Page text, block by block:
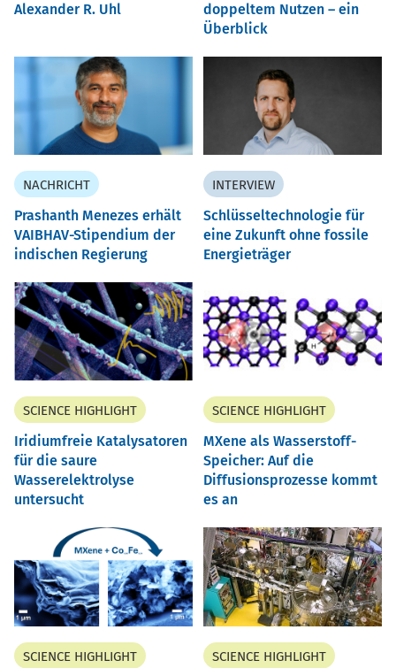
Alexander R. Uhl
doppeltem Nutzen – ein
Überblick
NACHRICHT
Prashanth Menezes erhält
VAIBHAV-Stipendium der
indischen Regierung
INTERVIEW
Schlüsseltechnologie für
eine Zukunft ohne fossile
Energieträger
SCIENCE HIGHLIGHT
Iridiumfreie Katalysatoren
für die saure
Wasserelektrolyse
untersucht
SCIENCE HIGHLIGHT
MXene als Wasserstoff-
Speicher: Auf die
Diffusionsprozesse kommt
es an
SCIENCE HIGHLIGHT SCIENCE HIGHLIGHT